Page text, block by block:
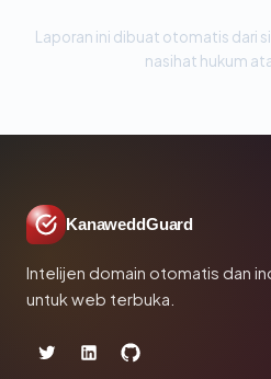
Laporan ini dibuat otomatis dari
nasihat hukum
KanaweddGuard
Intelijen domain otomatis dan
untuk web terbuka.